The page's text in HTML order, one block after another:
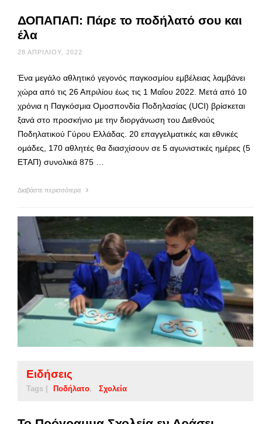
ΔΟΠΑΠΑΠ: Πάρε το ποδήλατό σου και
έλα
28 ΑΠΡΙΛΊΟΥ, 2022
Ένα μεγάλο αθλητικό γεγονός παγκοσμίου εμβέλειας λαμβάνει
χώρα από τις 26 Απριλίου έως τις 1 Μαΐου 2022. Μετά από 10
χρόνια η Παγκόσμια Ομοσπονδία Ποδηλασίας (UCI) βρίσκεται
ξανά στο προσκήνιο με την διοργάνωση του Διεθνούς
Ποδηλατικού Γύρου Ελλάδας. 20 επαγγελματικές και εθνικές
ομάδες, 170 αθλητές θα διασχίσουν σε 5 αγωνιστικές ημέρες (5
ΕΤΑΠ) συνολικά 875 …
Διαβάστε περισσότερα
Ειδήσεις
Tags | Ποδήλατο Σχολεία